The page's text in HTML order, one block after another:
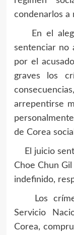
condenarlos a
En el
sentenciar no
por el
graves los
arrepentirse
de Corea
El juicio
Choe Chun
indefinido,
Los
Servicio
Corea,